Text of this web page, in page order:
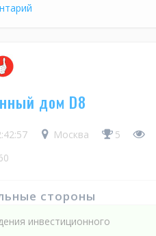
дом D8
Москва
5
стороны
инвестиционного